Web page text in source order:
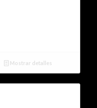
Mostrar detalles